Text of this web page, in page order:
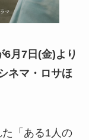
6月7日(金)より
ネマ・ロサほ
「ある1人の